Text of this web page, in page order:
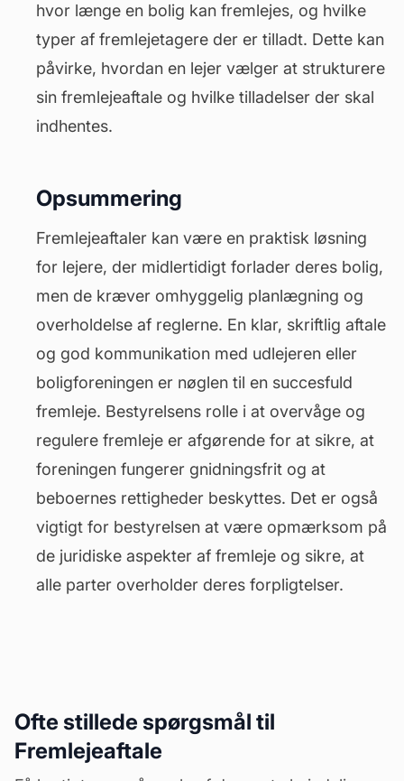
hvor længe en bolig kan fremlejes, og hvilke
typer af fremlejetagere der er tilladt. Dette kan
påvirke, hvordan en lejer vælger at strukturere
sin fremlejeaftale og hvilke tilladelser der skal
indhentes.
Opsummering
Fremlejeaftaler kan være en praktisk løsning
for lejere, der midlertidigt forlader deres bolig,
men de kræver omhyggelig planlægning og
overholdelse af reglerne. En klar, skriftlig aftale
og god kommunikation med udlejeren eller
boligforeningen er nøglen til en succesfuld
fremleje. Bestyrelsens rolle i at overvåge og
regulere fremleje er afgørende for at sikre, at
foreningen fungerer gnidningsfrit og at
beboernes rettigheder beskyttes. Det er også
vigtigt for bestyrelsen at være opmærksom på
de juridiske aspekter af fremleje og sikre, at
alle parter overholder deres forpligtelser.
Ofte stillede spørgsmål til
Fremlejeaftale